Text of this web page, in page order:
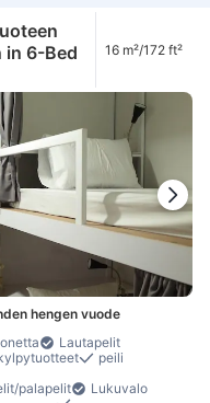
Savuttomia huoneita
in 6-Bed
16 m²/172 ft²
hengen vuode
Lautapelit
peili
palapelit
Lukuvalo